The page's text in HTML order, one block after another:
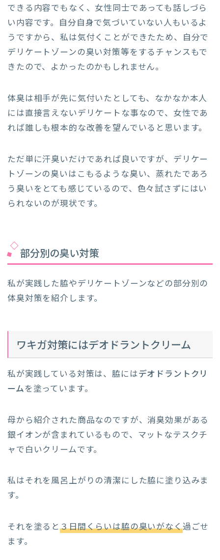
できる内容でもなく、女性同士であっても話しづら
い内容です。自分自身で気づいていない人もいるよ
うですから、私は気付くことができたため、自分で
デリケートゾーンの臭い対策等をするチャンスもで
きたので、よかったのかもしれません。
体臭は相手が先に気付いたとしても、なかなか本人
には直接言えないデリケートな事なので、女性であ
れば誰しも根本的な改善を望んでいると思います。
ただ単に汗臭いだけであれば良いですが、デリケー
トゾーンの臭いはこもるような臭い、蒸れたであろ
う臭いをとても感じているので、色々試さずにはい
られないのが現状です。
部分別の臭い対策
私が実践した脇やデリケートゾーンなどの部分別の
体臭対策を紹介します。
ワキガ対策にはデオドラントクリーム
私が実践している対策は、脇にはデオドラントクリ
ームを塗っています。
母から紹介された商品なのですが、消臭効果がある
銀イオンが含まれているもので、マットなテスクチ
ャで白いクリームです。
私はそれを風呂上がりの清潔にした脇に塗り込みま
す。
それを塗ると３日間くらいは脇の臭いがなく過ごせ
ます。